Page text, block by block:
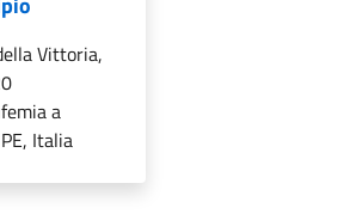
Vittoria,
a
Italia